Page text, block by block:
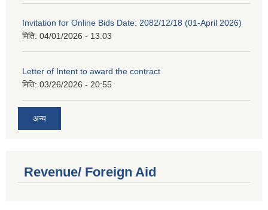
Invitation for Online Bids Date: 2082/12/18 (01-April 2026)
मिति: 04/01/2026 - 13:03
Letter of Intent to award the contract
मिति: 03/26/2026 - 20:55
अन्य
Revenue/ Foreign Aid